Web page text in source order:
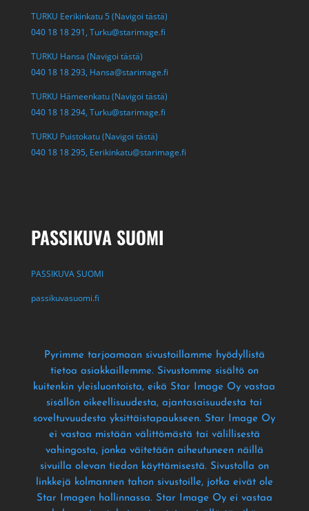
TURKU Eerikinkatu 5 (Navigoi tästä)
040 18 18 291, Turku@starimage.fi
TURKU Hansa (Navigoi tästä)
040 18 18 293, Hansa@starimage.fi
TURKU Hämeenkatu (Navigoi tästä)
040 18 18 294, Turku@starimage.fi
TURKU Puistokatu (Navigoi tästä)
040 18 18 295, Eerikinkatu@starimage.fi
PASSIKUVA SUOMI
PASSIKUVA SUOMI
passikuvasuomi.fi
Pyrimme tarjoamaan sivustoillamme hyödyllistä
tietoa asiakkaillemme. Sivustomme sisältö on
kuitenkin yleisluontoista, eikä Star Image Oy vastaa
sisällön oikeellisuudesta, ajantasaisuudesta tai
soveltuvuudesta yksittäistapaukseen. Star Image Oy
ei vastaa mistään välittömästä tai välillisestä
vahingosta, jonka väitetään aiheutuneen näillä
sivuilla olevan tiedon käyttämisestä. Sivustolla on
linkkejä kolmannen tahon sivustoille, jotka eivät ole
Star Imagen hallinnassa. Star Image Oy ei vastaa